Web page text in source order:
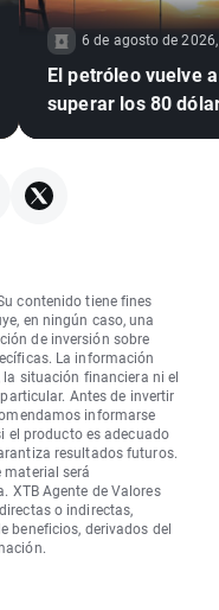
6 de agosto de
El petróleo vuelve a
superar los 80
contenido tiene fines
en ningún caso, una
de inversión sobre
La información
situación financiera ni el
Antes de invertir
informarse
el producto es adecuado
resultados futuros.
material será
XTB Agente de Valores
o indirectas,
beneficios, derivados del